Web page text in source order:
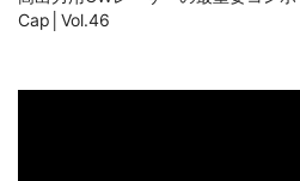
Cap│Vol.46